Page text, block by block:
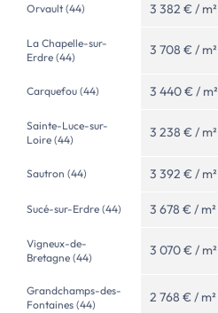
Orvault (44) 3 382 € / m²
La Chapelle-sur-
Erdre (44)
3 708 € / m²
Carquefou (44) 3 440 € / m²
Sainte-Luce-sur-
Loire (44)
3 238 € / m²
Sautron (44) 3 392 € / m²
Sucé-sur-Erdre (44) 3 678 € / m²
Vigneux-de-
Bretagne (44)
3 070 € / m²
Grandchamps-des-
Fontaines (44)
2 768 € / m²